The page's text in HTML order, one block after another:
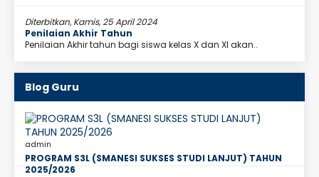
Diterbitkan, Kamis, 25 April 2024
Penilaian Akhir Tahun
Penilaian Akhir tahun bagi siswa kelas X dan XI akan..
Blog Guru
admin
PROGRAM S3L (SMANESI SUKSES STUDI LANJUT) TAHUN
2025/2026